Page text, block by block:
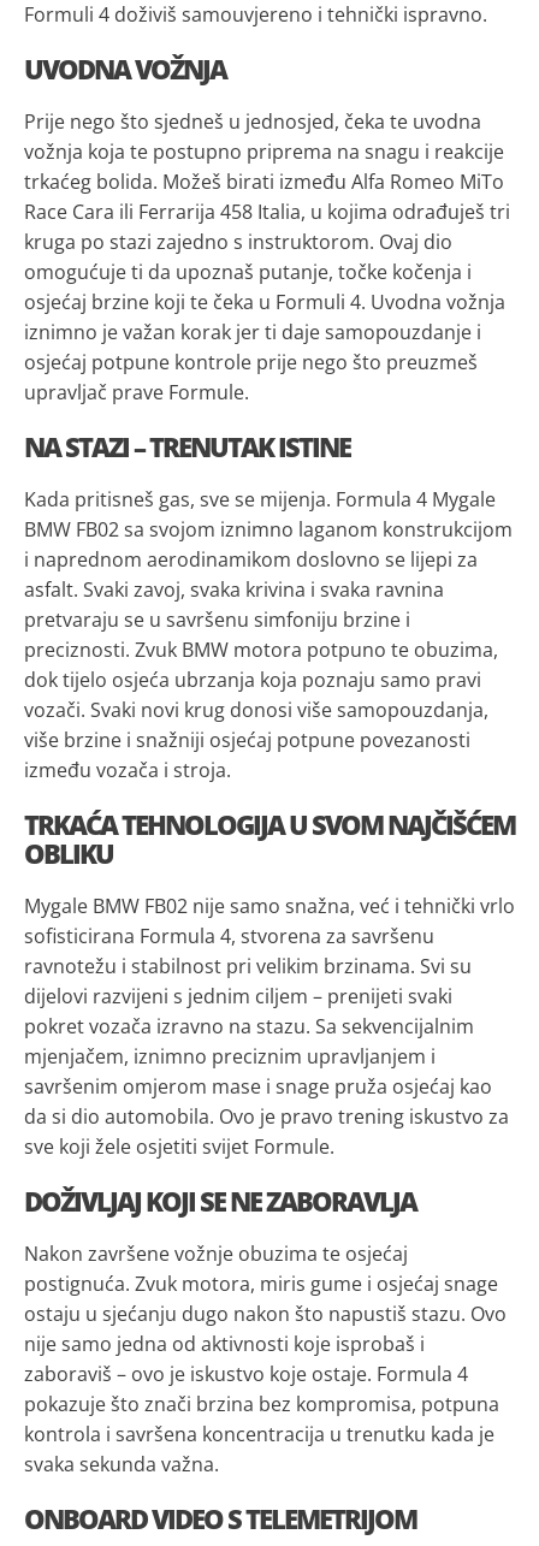
Formuli 4 doživiš samouvjereno i tehnički ispravno.
UVODNA VOŽNJA
Prije nego što sjedneš u jednosjed, čeka te uvodna
vožnja koja te postupno priprema na snagu i reakcije
trkaćeg bolida. Možeš birati između Alfa Romeo MiTo
Race Cara ili Ferrarija 458 Italia, u kojima odrađuješ tri
kruga po stazi zajedno s instruktorom. Ovaj dio
omogućuje ti da upoznaš putanje, točke kočenja i
osjećaj brzine koji te čeka u Formuli 4. Uvodna vožnja
iznimno je važan korak jer ti daje samopouzdanje i
osjećaj potpune kontrole prije nego što preuzmeš
upravljač prave Formule.
NA STAZI – TRENUTAK ISTINE
Kada pritisneš gas, sve se mijenja. Formula 4 Mygale
BMW FB02 sa svojom iznimno laganom konstrukcijom
i naprednom aerodinamikom doslovno se lijepi za
asfalt. Svaki zavoj, svaka krivina i svaka ravnina
pretvaraju se u savršenu simfoniju brzine i
preciznosti. Zvuk BMW motora potpuno te obuzima,
dok tijelo osjeća ubrzanja koja poznaju samo pravi
vozači. Svaki novi krug donosi više samopouzdanja,
više brzine i snažniji osjećaj potpune povezanosti
između vozača i stroja.
TRKAĆA TEHNOLOGIJA U SVOM NAJČIŠĆEM
OBLIKU
Mygale BMW FB02 nije samo snažna, već i tehnički vrlo
sofisticirana Formula 4, stvorena za savršenu
ravnotežu i stabilnost pri velikim brzinama. Svi su
dijelovi razvijeni s jednim ciljem – prenijeti svaki
pokret vozača izravno na stazu. Sa sekvencijalnim
mjenjačem, iznimno preciznim upravljanjem i
savršenim omjerom mase i snage pruža osjećaj kao
da si dio automobila. Ovo je pravo trening iskustvo za
sve koji žele osjetiti svijet Formule.
DOŽIVLJAJ KOJI SE NE ZABORAVLJA
Nakon završene vožnje obuzima te osjećaj
postignuća. Zvuk motora, miris gume i osjećaj snage
ostaju u sjećanju dugo nakon što napustiš stazu. Ovo
nije samo jedna od aktivnosti koje isprobaš i
zaboraviš – ovo je iskustvo koje ostaje. Formula 4
pokazuje što znači brzina bez kompromisa, potpuna
kontrola i savršena koncentracija u trenutku kada je
svaka sekunda važna.
ONBOARD VIDEO S TELEMETRIJOM